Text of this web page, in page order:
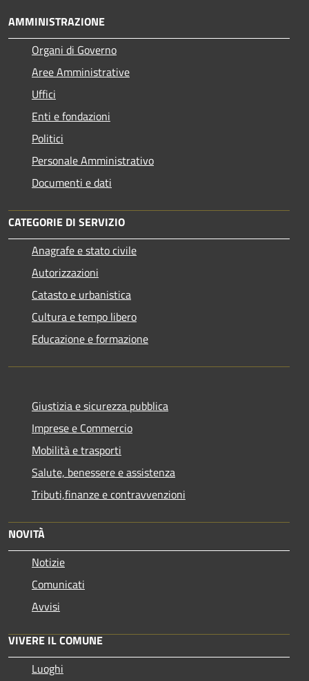
AMMINISTRAZIONE
Organi di Governo
Aree Amministrative
Uffici
Enti e fondazioni
Politici
Personale Amministrativo
Documenti e dati
CATEGORIE DI SERVIZIO
Anagrafe e stato civile
Autorizzazioni
Catasto e urbanistica
Cultura e tempo libero
Educazione e formazione
Giustizia e sicurezza pubblica
Imprese e Commercio
Mobilità e trasporti
Salute, benessere e assistenza
Tributi,finanze e contravvenzioni
NOVITÀ
Notizie
Comunicati
Avvisi
VIVERE IL COMUNE
Luoghi